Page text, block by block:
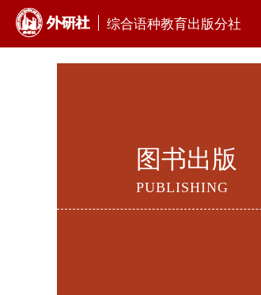
综合语种教育出版分社
图书出版
PUBLISHING